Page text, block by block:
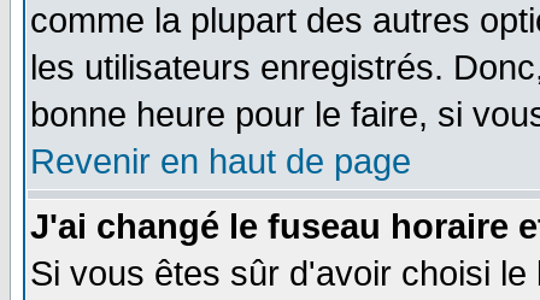
comme la plupart des autres
les utilisateurs enregistrés.
bonne heure pour le faire, si
Revenir en haut de page
J'ai changé le fuseau horaire
Si vous êtes sûr d'avoir choisi